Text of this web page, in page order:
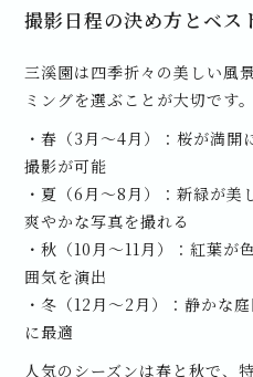
撮影日程の決め方とベス
三溪園は四季折々の美しい風
ミングを選ぶことが大切です。
・春（3月～4月）：桜が満開
撮影が可能
・夏（6月～8月）：新緑が
爽やかな写真を撮れる
・秋（10月～11月）：紅葉が
囲気を演出
・冬（12月～2月）：静かな
に最適
人気のシーズンは春と秋で、